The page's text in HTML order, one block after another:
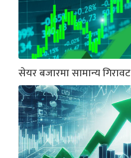
सेयर बजारमा सामान्य गिरावट